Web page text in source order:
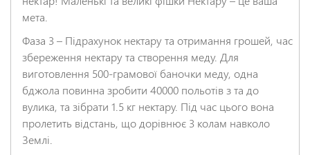
мета.
Фаза 3 – Підрахунок нектару та отримання грошей, час
збереження нектару та створення меду. Для
виготовлення 500-грамової баночки меду, одна
бджола повинна зробити 40000 польотів з та до
вулика, та зібрати 1.5 кг нектару. Під час цього вона
пролетить відстань, що дорівнює 3 колам навколо
Землі.